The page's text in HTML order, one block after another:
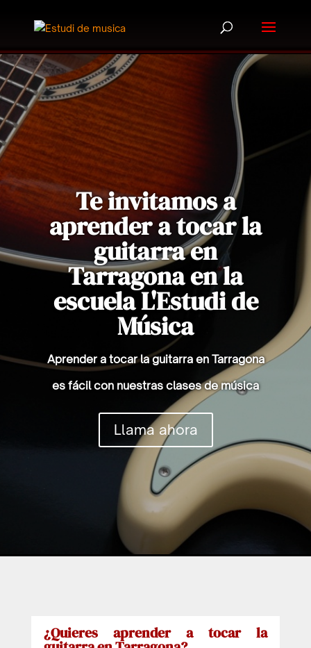
Te invitamos a
aprender a tocar la
guitarra en
Tarragona en la
escuela L'Estudi de
Música
Aprender a tocar la guitarra en Tarragona
es fácil con nuestras clases de música
Llama ahora
¿Quieres aprender a tocar la